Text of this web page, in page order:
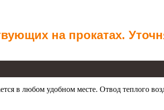
на прокатах.
в любом удобном месте. Отвод теплого